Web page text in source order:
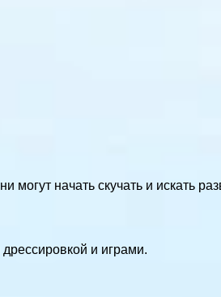
начать скучать и искать
и играми.